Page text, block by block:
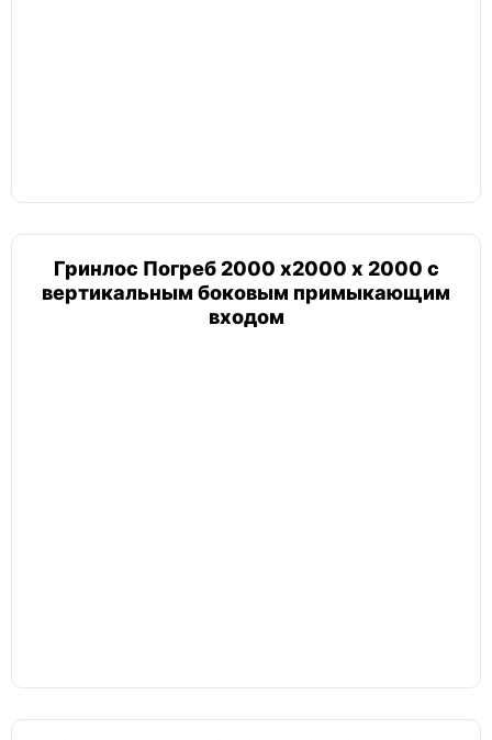
Гринлос Погреб 2000 х2000 х 2000 с
вертикальным боковым примыкающим
входом